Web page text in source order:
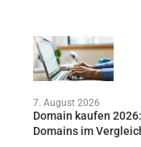
7. August 2026
Domain kaufen
Domains im